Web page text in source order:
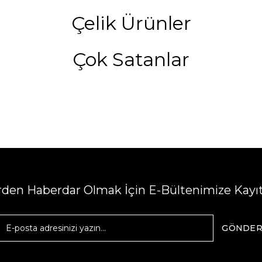
Çelik Ürünler
Çok Satanlar
Haberdar Olmak İçin E-Bültenimize
GÖNDER